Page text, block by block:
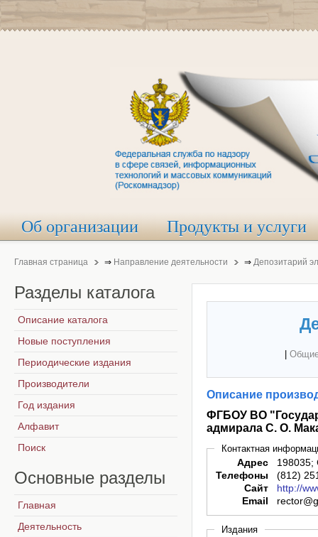
Об организации Продукты и услуги
Главная страница ⇒ Направление деятельности ⇒ Депозитарий
Описание
ФГБОУ ВО
адмирала С. О.
Контактная
Адрес
198035;
Телефоны
(812)
Сайт
http://
Email
Издания
Разделы каталога
Описание каталога
Новые поступления
Периодические издания
Производители
Год издания
Алфавит
Поиск
Основные разделы
Главная
Деятельность